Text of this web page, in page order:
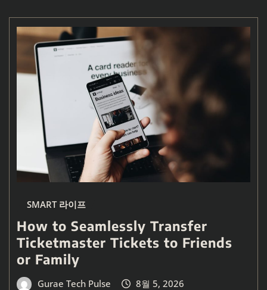
SMART 라이프
How to Seamlessly Transfer
Ticketmaster Tickets to Friends
or Family
Gurae Tech Pulse 8월 5, 2026